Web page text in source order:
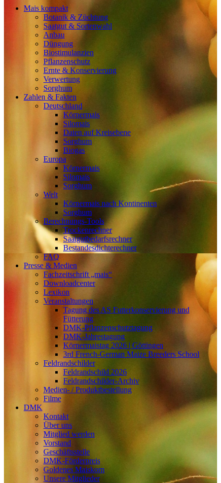
Mais kompakt
Botanik & Züchtung
Saatgut & Sortenwahl
Anbau
Düngung
Biostimulanzien
Pflanzenschutz
Ernte & Konservierung
Verwertung
Sorghum
Zahlen & Fakten
Deutschland
Körnermais
Silomais
Daten auf Kreisebene
Sorghum
Biogas
Europa
Körnermais
Silomais
Sorghum
Welt
Körnermais nach Kontinenten
Sorghum
Berechnungs-Tools
Trockenrechner
Saatgutbedarfsrechner
Bestandesdichterechner
FAQ
Presse & Medien
Fachzeitschrift „mais“
Downloadcenter
Lexikon
Veranstaltungen
Tagung des AS Futterkonservierung und
Fütterung
DMK-Pflanzenschutztagung
DMK-Jahrestagung
Körnermaistag 2026 | Göttingen
3rd French-German Maize Breeders School
Feldrandschilder
Feldrandschild 2026
Feldrandschilder-Archiv
Medien- / Produktbestellung
Filme
DMK
Kontakt
Über uns
Mitglied werden
Vorstand
Geschäftsstelle
DMK-Förderpreis
Goldenes Maiskorn
Unsere Mitglieder